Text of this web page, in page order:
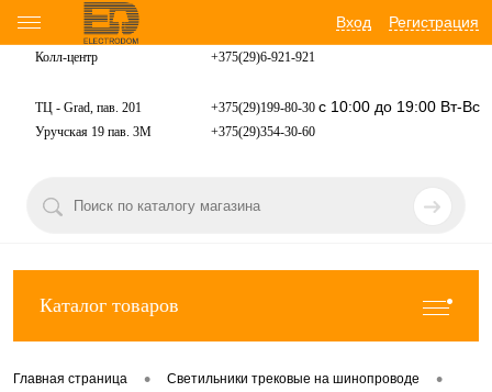
Вход Регистрация
Колл-центр +375(29)6-921-921
ТЦ - Grad, пав. 201 +375(29)199-80-30 с 10:00 до 19:00 Вт-Вс
Уручская 19 пав. 3М +375(29)354-30-60
Каталог товаров
Главная страница • Светильники трековые на шинопроводе •